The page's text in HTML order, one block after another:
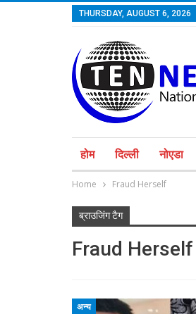
THURSDAY, AUGUST 6, 2026
होम दिल्ली नोएडा
Home Fraud Herself
ब्राउजिंग टैग
Fraud Herself
अन्य